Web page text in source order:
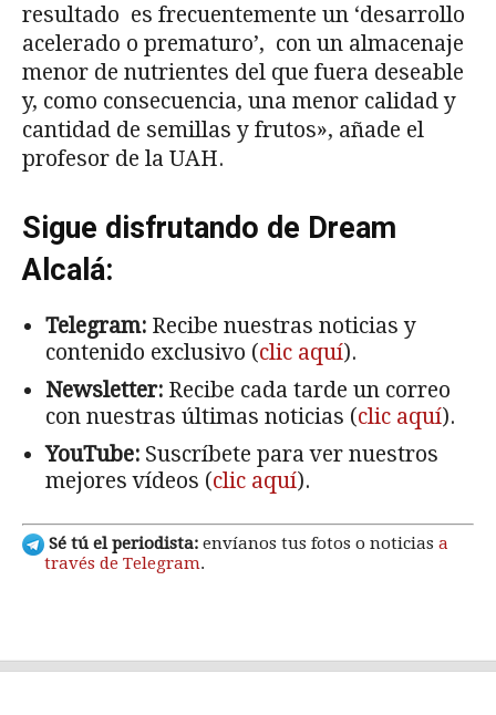
resultado es frecuentemente un ‘desarrollo
acelerado o prematuro’, con un almacenaje
menor de nutrientes del que fuera deseable
y, como consecuencia, una menor calidad y
cantidad de semillas y frutos», añade el
profesor de la UAH.
Sigue disfrutando de Dream
Alcalá:
Telegram: Recibe nuestras noticias y
contenido exclusivo (clic aquí).
Newsletter: Recibe cada tarde un correo
con nuestras últimas noticias (clic aquí).
YouTube: Suscríbete para ver nuestros
mejores vídeos (clic aquí).
Sé tú el periodista: envíanos tus fotos o noticias a
través de Telegram.